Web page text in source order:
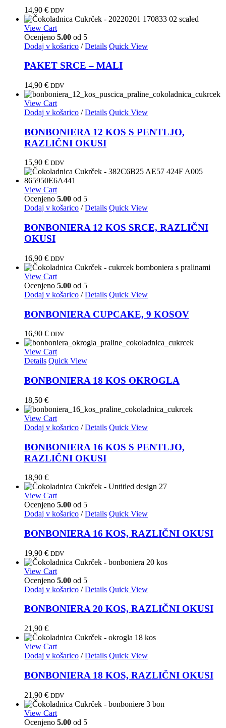
14,90 € DDV
View Cart
Ocenjeno 5.00 od 5
Dodaj v košarico / Details Quick View
PAKET SRCE – MALI
14,90 € DDV
View Cart
Dodaj v košarico / Details Quick View
BONBONIERA 12 KOS S PENTLJO,
RAZLIČNI OKUSI
15,90 € DDV
View Cart
Ocenjeno 5.00 od 5
Dodaj v košarico / Details Quick View
BONBONIERA 12 KOS SRCE, RAZLIČNI
OKUSI
16,90 € DDV
View Cart
Ocenjeno 5.00 od 5
Dodaj v košarico / Details Quick View
BONBONIERA CUPCAKE, 9 KOSOV
16,90 € DDV
View Cart
Details Quick View
BONBONIERA 18 KOS OKROGLA
18,50 €
View Cart
Dodaj v košarico / Details Quick View
BONBONIERA 16 KOS S PENTLJO,
RAZLIČNI OKUSI
18,90 €
View Cart
Ocenjeno 5.00 od 5
Dodaj v košarico / Details Quick View
BONBONIERA 16 KOS, RAZLIČNI OKUSI
19,90 € DDV
View Cart
Ocenjeno 5.00 od 5
Dodaj v košarico / Details Quick View
BONBONIERA 20 KOS, RAZLIČNI OKUSI
21,90 €
View Cart
Dodaj v košarico / Details Quick View
BONBONIERA 18 KOS, RAZLIČNI OKUSI
21,90 € DDV
View Cart
Ocenjeno 5.00 od 5